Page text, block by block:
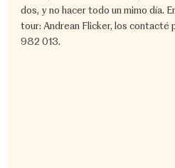
dos, y no hacer todo un mimo día.
tour: Andrean Flicker, los contacté
982 013.